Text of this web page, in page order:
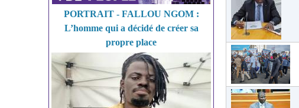
PORTRAIT - FALLOU NGOM :
L’homme qui a décidé de créer sa
propre place